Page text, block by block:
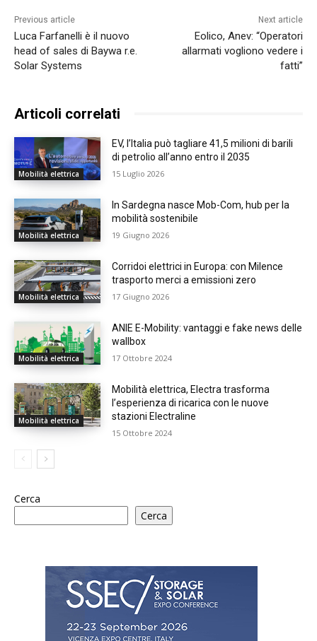
Previous article
Luca Farfanelli è il nuovo
head of sales di Baywa r.e.
Solar Systems
Next article
Eolico, Anev: “Operatori
allarmati vogliono vedere i
fatti”
Articoli correlati
Mobilità elettrica
EV, l’Italia può tagliare 41,5 milioni di barili
di petrolio all’anno entro il 2035
15 Luglio 2026
Mobilità elettrica
In Sardegna nasce Mob-Com, hub per la
mobilità sostenibile
19 Giugno 2026
Mobilità elettrica
Corridoi elettrici in Europa: con Milence
trasporto merci a emissioni zero
17 Giugno 2026
Mobilità elettrica
ANIE E-Mobility: vantaggi e fake news delle
wallbox
17 Ottobre 2024
Mobilità elettrica
Mobilità elettrica, Electra trasforma
l’esperienza di ricarica con le nuove
stazioni Electraline
15 Ottobre 2024
Cerca
Cerca